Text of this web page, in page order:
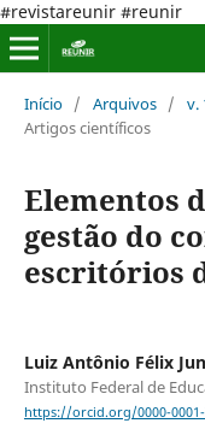
#revistareunir #reunir
Início / Arquivos / v.
Artigos científicos
Elementos
gestão do
escritórios
Luiz Antônio Félix
Instituto Federal de
https://orcid.org/0000-0001-